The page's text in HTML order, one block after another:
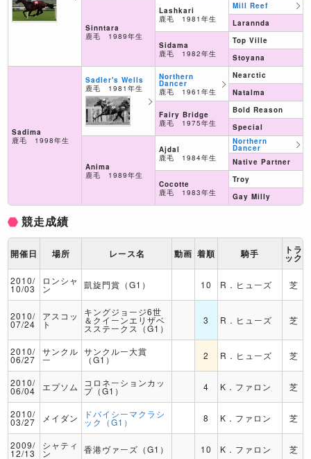
Sadima
鹿毛 1998年生
Sinntara
鹿毛 1989年生
Sadler's Wells
鹿毛 1981年生
Anima
鹿毛 1989年生
Lashkari
鹿毛 1981年生
Sidama
鹿毛 1982年生
Northern
Dancer
鹿毛 1961年生
Fairy Bridge
鹿毛 1975年生
Ajdal
鹿毛 1984年生
Cocotte
鹿毛 1983年生
Mill Reef
Larannda
Top Ville
Stoyana
Nearctic
Natalma
Bold Reason
Special
Northern
Dancer
Native Partner
Troy
Gay Milly
競走成績
開催日 場所 レース名 動画 着順 騎手 トラ
ック
2010/
10/03
ロンシャ
ン 凱旋門賞（G1） 10 R．ヒューズ 芝
2010/
07/24
アスコッ
ト
キングジョージ6世
＆クイーンエリザベ
スステークス（G1）
3 R．ヒューズ 芝
2010/
06/27
サンクル
ー
サンクルー大賞
（G1） 2 R．ヒューズ 芝
2010/
06/04 エプソム コロネーションカッ
プ（G1） 4 K．ファロン 芝
2010/
03/27 メイダン ドバイシーマクラシ
ック（G1） 8 K．ファロン 芝
2009/
12/13
シャティ
ン 香港ヴァーズ（G1） 10 K．ファロン 芝